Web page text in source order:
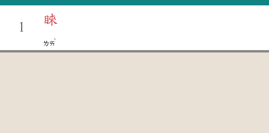
1
睞
ㄌㄞ
ˋ